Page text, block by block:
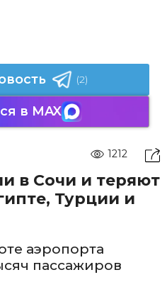
(2)
в MAX
1212
в Сочи и теряют
Турции и
аэропорта
пассажиров